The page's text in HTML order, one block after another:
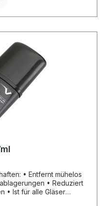
mühelos
• Reduziert